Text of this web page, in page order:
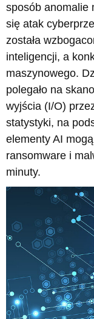
sposób anomalie
się atak
została
inteligencji, a
maszynowego.
polegało na
wyjścia (I/O)
statystyki, na
elementy AI
ransomware i
minuty.